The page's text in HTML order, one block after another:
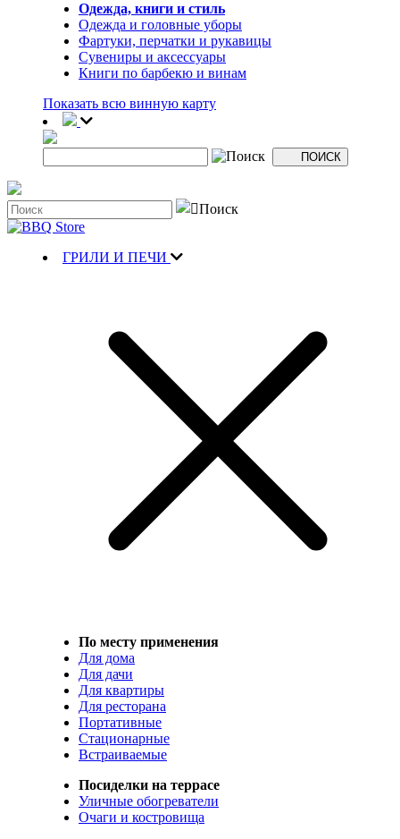
Одежда, книги и стиль
Одежда и головные уборы
Фартуки, перчатки и рукавицы
Сувениры и аксессуары
Книги по барбекю и винам
Показать всю винную карту
ГРИЛИ И ПЕЧИ
По месту применения
Для дома
Для дачи
Для квартиры
Для ресторана
Портативные
Стационарные
Встраиваемые
Посиделки на террасе
Уличные обогреватели
Очаги и костровища